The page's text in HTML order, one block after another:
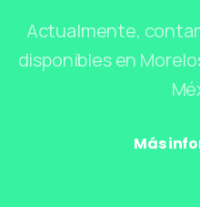
Actualmente,
disponibles en
Más